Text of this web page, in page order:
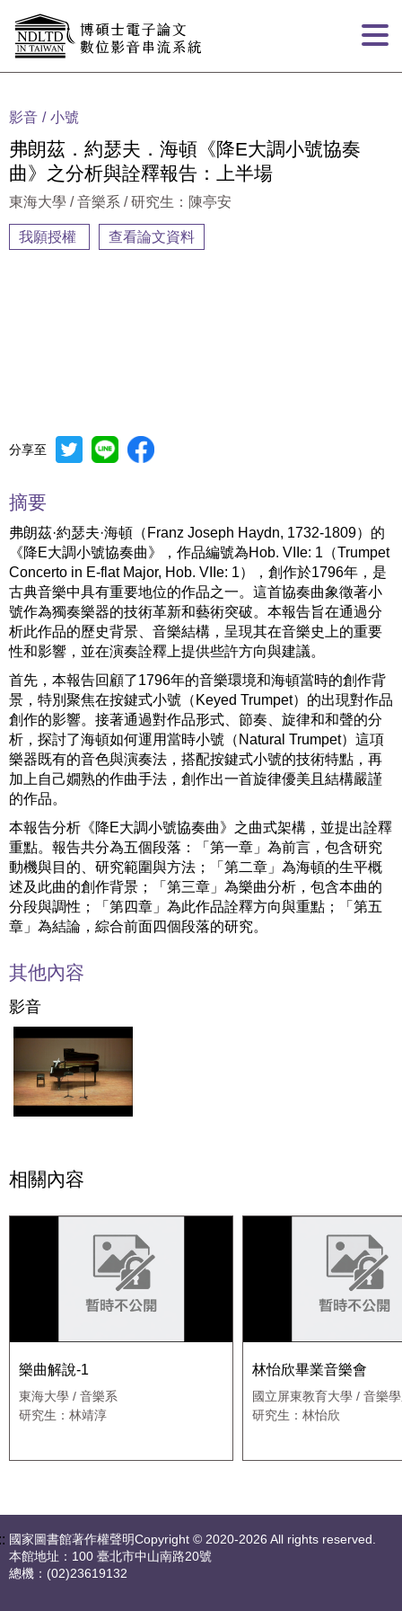
影音 小號
弗朗茲．約瑟夫．海頓《降E大調小號協奏
曲》之分析與詮釋報告：上半場
東海大學 / 音樂系 / 研究生：陳亭安
我願授權 查看論文資料
分享至
摘要
弗朗茲·約瑟夫·海頓（Franz Joseph Haydn, 1732-1809）的
《降E大調小號協奏曲》，作品編號為Hob. VIIe: 1（Trumpet
Concerto in E-flat Major, Hob. VIIe: 1），創作於1796年，是
古典音樂中具有重要地位的作品之一。這首協奏曲象徵著小
號作為獨奏樂器的技術革新和藝術突破。本報告旨在通過分
析此作品的歷史背景、音樂結構，呈現其在音樂史上的重要
性和影響，並在演奏詮釋上提供些許方向與建議。
首先，本報告回顧了1796年的音樂環境和海頓當時的創作背
景，特別聚焦在按鍵式小號（Keyed Trumpet）的出現對作品
創作的影響。接著通過對作品形式、節奏、旋律和和聲的分
析，探討了海頓如何運用當時小號（Natural Trumpet）這項
樂器既有的音色與演奏法，搭配按鍵式小號的技術特點，再
加上自己嫺熟的作曲手法，創作出一首旋律優美且結構嚴謹
的作品。
本報告分析《降E大調小號協奏曲》之曲式架構，並提出詮釋
重點。報告共分為五個段落：「第一章」為前言，包含研究
動機與目的、研究範圍與方法；「第二章」為海頓的生平概
述及此曲的創作背景；「第三章」為樂曲分析，包含本曲的
分段與調性；「第四章」為此作品詮釋方向與重點；「第五
章」為結論，綜合前面四個段落的研究。
其他內容
影音
相關內容
樂曲解說-1
東海大學 / 音樂系
研究生：林靖淳
林怡欣畢業音樂會
國立屏東教育大學 / 音樂
研究生：林怡欣
國家圖書館著作權聲明Copyright © 2020-2026 All rights reserved.
本館地址：100 臺北市中山南路20號
總機：(02)23619132